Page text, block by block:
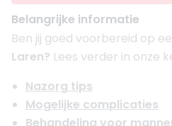
Belangrijke informatie
Ben jij goed voorbereid op
Laren? Lees verder in onze
Nazorg tips
Mogelijke complicaties